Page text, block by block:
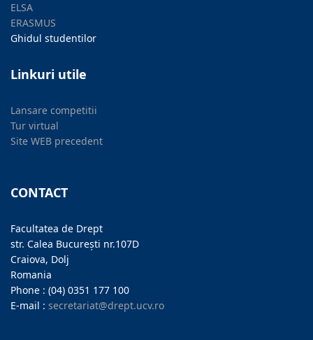
ELSA
ERASMUS
Ghidul studentilor
Linkuri utile
Lansare competitii
Tur virtual
Site WEB precedent
CONTACT
Facultatea de Drept
str. Calea București nr.107D
Craiova, Dolj
Romania
Phone : (04) 0351 177 100
E-mail : secretariat@drept.ucv.ro